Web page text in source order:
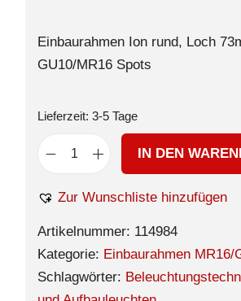
Einbaurahmen Ion rund, Loch
GU10/MR16 Spots
Lieferzeit: 3-5 Tage
IN DEN
Zur Wunschliste hinzufügen
Artikelnummer: 114984
Kategorie: Einbaurahmen MR16/
Schlagwörter: